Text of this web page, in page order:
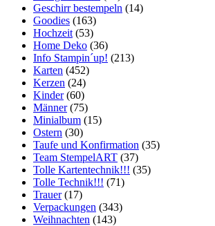
Geschirr bestempeln (14)
Goodies (163)
Hochzeit (53)
Home Deko (36)
Info Stampin´up! (213)
Karten (452)
Kerzen (24)
Kinder(60)
Männer(75)
Minialbum (15)
Ostern (30)
Taufe und Konfirmation (35)
Team StempelART (37)
Tolle Kartentechnik!!! (35)
Tolle Technik!!! (71)
Trauer(17)
Verpackungen (343)
Weihnachten (143)